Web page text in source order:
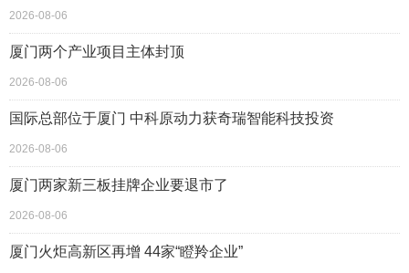
2026-08-06
厦门两个产业项目主体封顶
2026-08-06
国际总部位于厦门 中科原动力获奇瑞智能科技投资
2026-08-06
厦门两家新三板挂牌企业要退市了
2026-08-06
厦门火炬高新区再增 44家“瞪羚企业”